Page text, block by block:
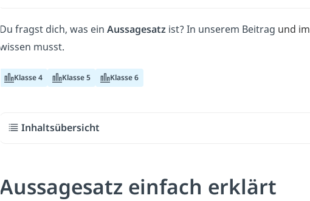
Du fragst dich, was ein Aussagesatz ist? In unserem Beitrag und im
wissen musst.
Klasse 4 Klasse 5 Klasse 6
Inhaltsübersicht
Aussagesatz einfach erklärt